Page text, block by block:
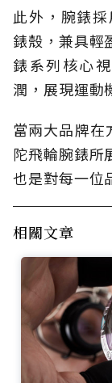
此外，腕錶
錶殼，兼具輕
錶系列核心
潤，展現運動
當兩大品牌
陀飛輪腕錶所
也是對每一位
相關文章